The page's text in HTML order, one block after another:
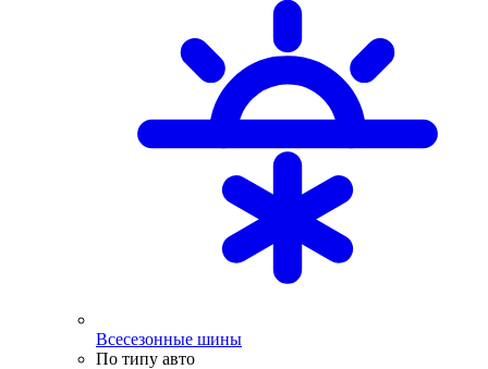
Всесезонные шины
По типу авто